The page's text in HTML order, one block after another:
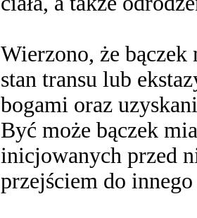
Wierzono, że
stan transu lub
bogami oraz
Być może bączek
inicjowanych przed
przejściem do